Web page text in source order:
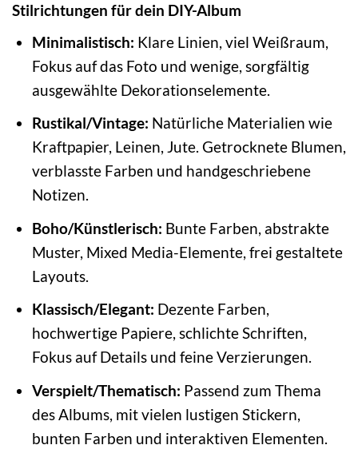
Stilrichtungen für dein DIY-Album
Minimalistisch: Klare Linien, viel Weißraum,
Fokus auf das Foto und wenige, sorgfältig
ausgewählte Dekorationselemente.
Rustikal/Vintage: Natürliche Materialien wie
Kraftpapier, Leinen, Jute. Getrocknete Blumen,
verblasste Farben und handgeschriebene
Notizen.
Boho/Künstlerisch: Bunte Farben, abstrakte
Muster, Mixed Media-Elemente, frei gestaltete
Layouts.
Klassisch/Elegant: Dezente Farben,
hochwertige Papiere, schlichte Schriften,
Fokus auf Details und feine Verzierungen.
Verspielt/Thematisch: Passend zum Thema
des Albums, mit vielen lustigen Stickern,
bunten Farben und interaktiven Elementen.